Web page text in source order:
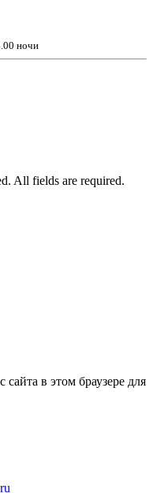
ночи
All fields are required.
в этом браузере для